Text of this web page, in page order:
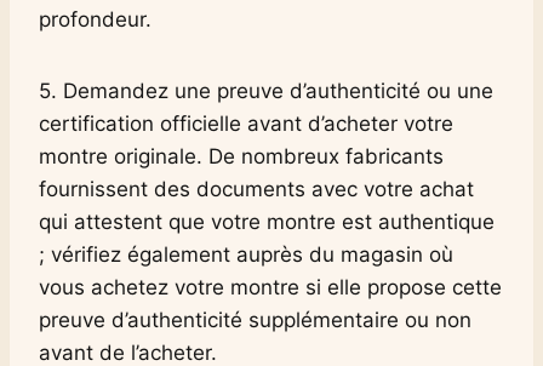
profondeur.
5. Demandez une preuve d’authenticité ou une
certification officielle avant d’acheter votre
montre originale. De nombreux fabricants
fournissent des documents avec votre achat
qui attestent que votre montre est authentique
; vérifiez également auprès du magasin où
vous achetez votre montre si elle propose cette
preuve d’authenticité supplémentaire ou non
avant de l’acheter.